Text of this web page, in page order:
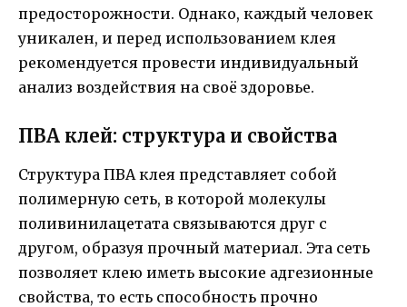
предосторожности. Однако, каждый человек
уникален, и перед использованием клея
рекомендуется провести индивидуальный
анализ воздействия на своё здоровье.
ПВА клей: структура и свойства
Структура ПВА клея представляет собой
полимерную сеть, в которой молекулы
поливинилацетата связываются друг с
другом, образуя прочный материал. Эта сеть
позволяет клею иметь высокие адгезионные
свойства, то есть способность прочно